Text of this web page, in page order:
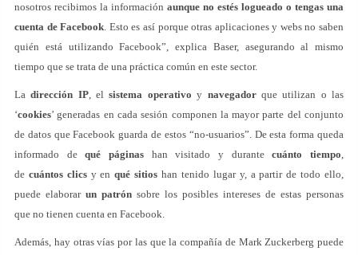
nosotros recibimos la información aunque no estés logueado o tengas una
cuenta de Facebook. Esto es así porque otras aplicaciones y webs no saben
quién está utilizando Facebook”, explica Baser, asegurando al mismo
tiempo que se trata de una práctica común en este sector.
Ladirección IP, elsistema operativo y navegadorque utilizan o las
‘cookies’ generadas en cada sesión componen la mayor parte del conjunto
de datos que Facebook guarda de estos “no-usuarios”. De esta forma queda
informado dequé páginas han visitado y durantecuánto tiempo,
de cuántos clicsy enqué sitios han tenido lugar y, a partir de todo ello,
puede elaborar un patrón sobre los posibles intereses de estas personas
que no tienen cuenta en Facebook.
Además, hay otras vías por las que la compañía de Mark Zuckerberg puede